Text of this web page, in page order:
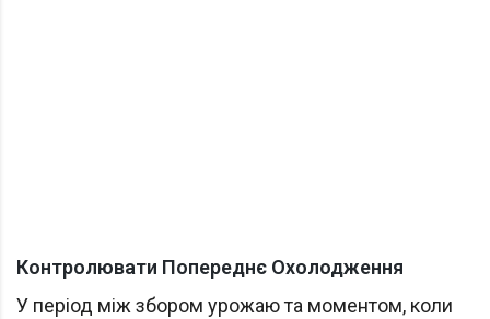
Контролювати Попереднє Охолодження
У період між збором урожаю та моментом, коли